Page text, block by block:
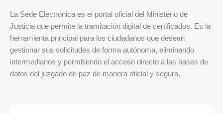
La Sede Electrónica es el portal oficial del Ministerio de
Justicia que permite la tramitación digital de certificados. Es la
herramienta principal para los ciudadanos que desean
gestionar sus solicitudes de forma autónoma, eliminando
intermediarios y permitiendo el acceso directo a las bases de
datos del juzgado de paz de manera oficial y segura.